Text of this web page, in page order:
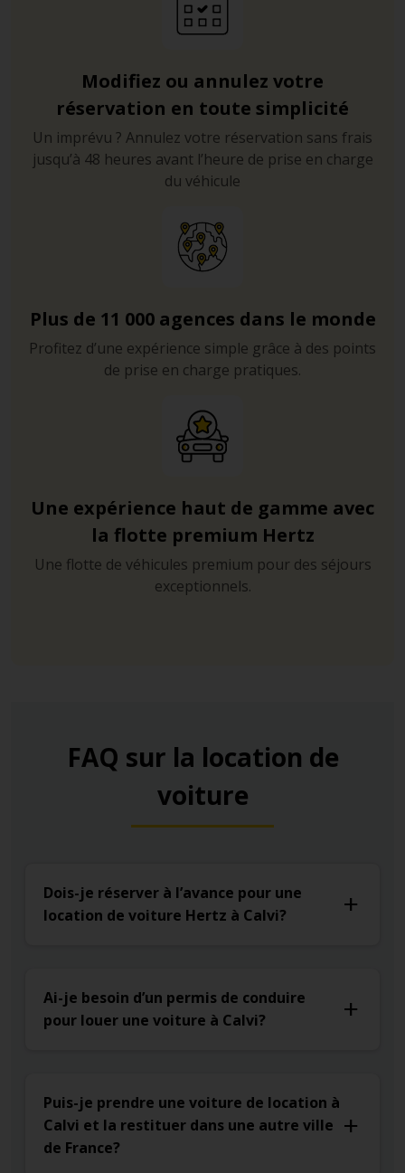
T30 en direction de Calvi, vous pourrez rejoindre la cité
médiévale en seulement dix minutes.
Si vous souhaitez rejoindre l’Île-Rousse, suivez la route
T30 en direction de cette dernière, il faudra compter
environ une heure de route. Mais celle-ci étant plutôt
agréable, vous ne verrez pas le temps passer, le trajet
est bordé par la mer Méditerranée et vous portera au
travers de merveilleuses pinèdes et de ravissants petits
Pour ce qui est de la conduite au sein même de Calvi,
prêtez une attention particulière au sens de circulation
généralement afin de faciliter l’accès piéton aux
nombreux touristes qui occupent la ville durant l’été.
Modifiez ou annulez votre
réservation en toute simplicité
Un imprévu ? Annulez votre réservation sans frais
jusqu’à 48 heures avant l’heure de prise en charge
du véhicule
Plus de 11 000 agences dans le monde
Profitez d’une expérience simple grâce à des points
de prise en charge pratiques.
Une expérience haut de gamme avec
la flotte premium Hertz
Une flotte de véhicules premium pour des séjours
exceptionnels.
FAQ sur la location de
voiture
Dois-je réserver à l’avance pour une
location de voiture Hertz à Calvi?
Ai-je besoin d’un permis de conduire
pour louer une voiture à Calvi?
Puis-je prendre une voiture de location à
Calvi et la restituer dans une autre ville
de France?